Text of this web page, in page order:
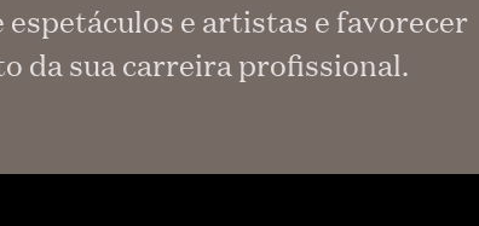
e artistas e favorecer
da sua carreira profissional.